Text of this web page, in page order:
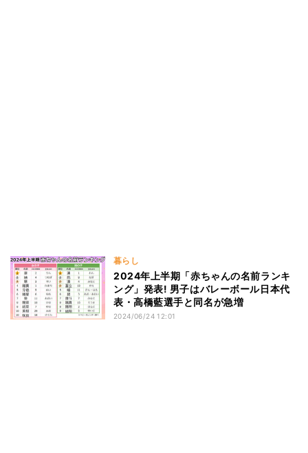
暮らし
2024年上半期「赤ちゃんの名前ランキ
ング」発表! 男子はバレーボール日本代
表・高橋藍選手と同名が急増
2024/06/24 12:01